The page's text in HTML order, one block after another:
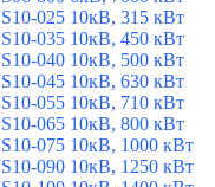
025 10кВ, 315 кВт
035 10кВ, 450 кВт
040 10кВ, 500 кВт
045 10кВ, 630 кВт
055 10кВ, 710 кВт
065 10кВ, 800 кВт
075 10кВ, 1000 кВт
090 10кВ, 1250 кВт